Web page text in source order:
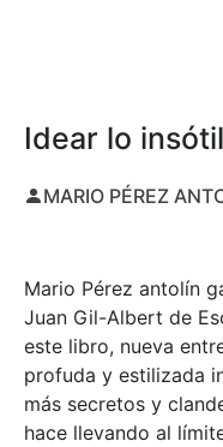
Idear lo
MARIO PÉREZ
Mario Pérez antolín
Juan Gil-Albert de
este libro, nueva
profuda y estilizada
más secretos y
hace llevando al